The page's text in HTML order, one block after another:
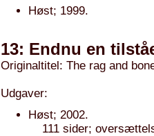
Høst; 1999.
13: Endnu en
Originaltitel: The rag and
Udgaver:
Høst; 2002.
111 sider;